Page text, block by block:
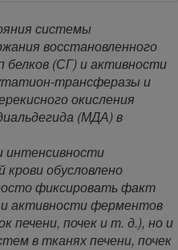
системы
восстановленного
белков (СГ) и активности
трансферазы и
окисления
(МДА) в
интенсивности
обусловлено
фиксировать факт
и активности ферментов
печени, почек и т. д.), но и
в тканях печени, почек